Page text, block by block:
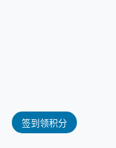
签到领积分